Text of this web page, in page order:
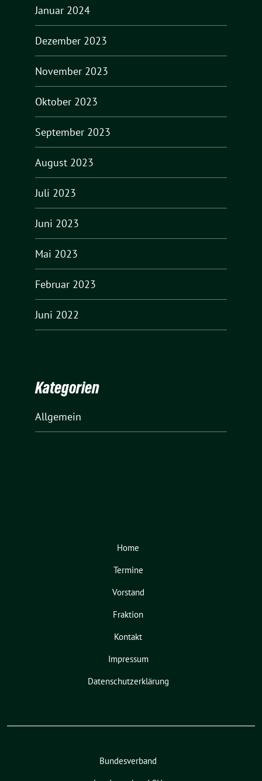
Januar 2024
Dezember 2023
November 2023
Oktober 2023
September 2023
August 2023
Juli 2023
Juni 2023
Mai 2023
Februar 2023
Juni 2022
Kategorien
Allgemein
Home
Termine
Vorstand
Fraktion
Kontakt
Impressum
Datenschutzerklärung
Bundesverband